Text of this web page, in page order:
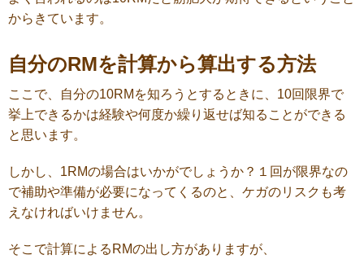
からきています。
自分のRMを計算から算出する方法
ここで、自分の10RMを知ろうとするときに、10回限界で
挙上できるかは経験や何度か繰り返せば知ることができる
と思います。
しかし、1RMの場合はいかがでしょうか？１回が限界なの
で補助や準備が必要になってくるのと、ケガのリスクも考
えなければいけません。
そこで計算によるRMの出し方がありますが、